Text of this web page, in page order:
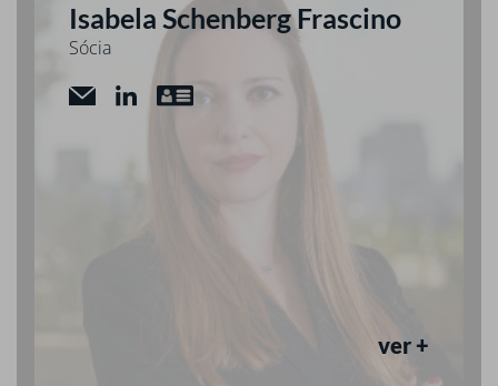
Isabela Schenberg Frascino
Sócia
ver +